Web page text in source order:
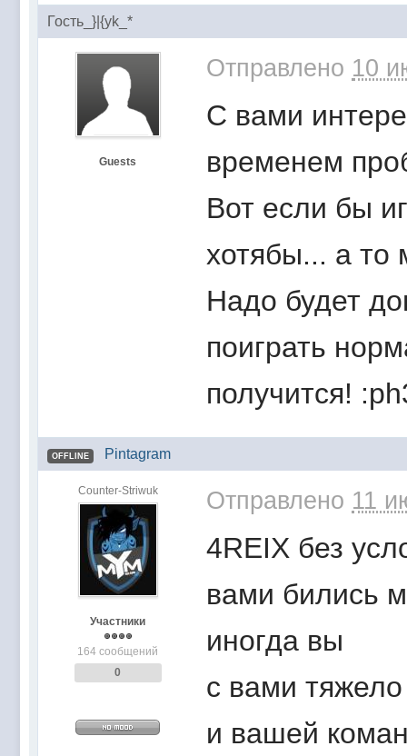
Гость_}|{yk_*
Guests
Отправлено 10
С вами
временем
Вот если бы
хотябы... а
Надо будет
поиграть
получится!
OFFLINE Pintagram
Counter-Striwuk
Участники
164 сообщений
0
Отправлено 11
4REIX без
вами бились
иногда вы
с вами
и вашей